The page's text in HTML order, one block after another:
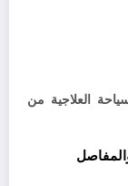
العلاجية من